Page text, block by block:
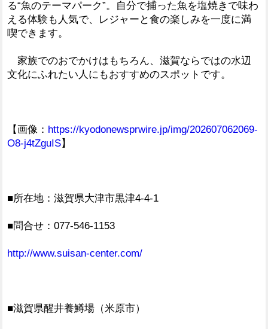
る“魚のテーマパーク”。自分で捕った魚を塩焼きで味わ
える体験も人気で、レジャーと食の楽しみを一度に満
喫できます。
家族でのおでかけはもちろん、滋賀ならではの水辺
文化にふれたい人にもおすすめのスポットです。
【画像： https://kyodonewsprwire.jp/img/202607062069-
O8-j4tZguIS】
■所在地：滋賀県大津市黒津4-4-1
■問合せ：077-546-1153
http://www.suisan-center.com/
■滋賀県醒井養鱒場（米原市）